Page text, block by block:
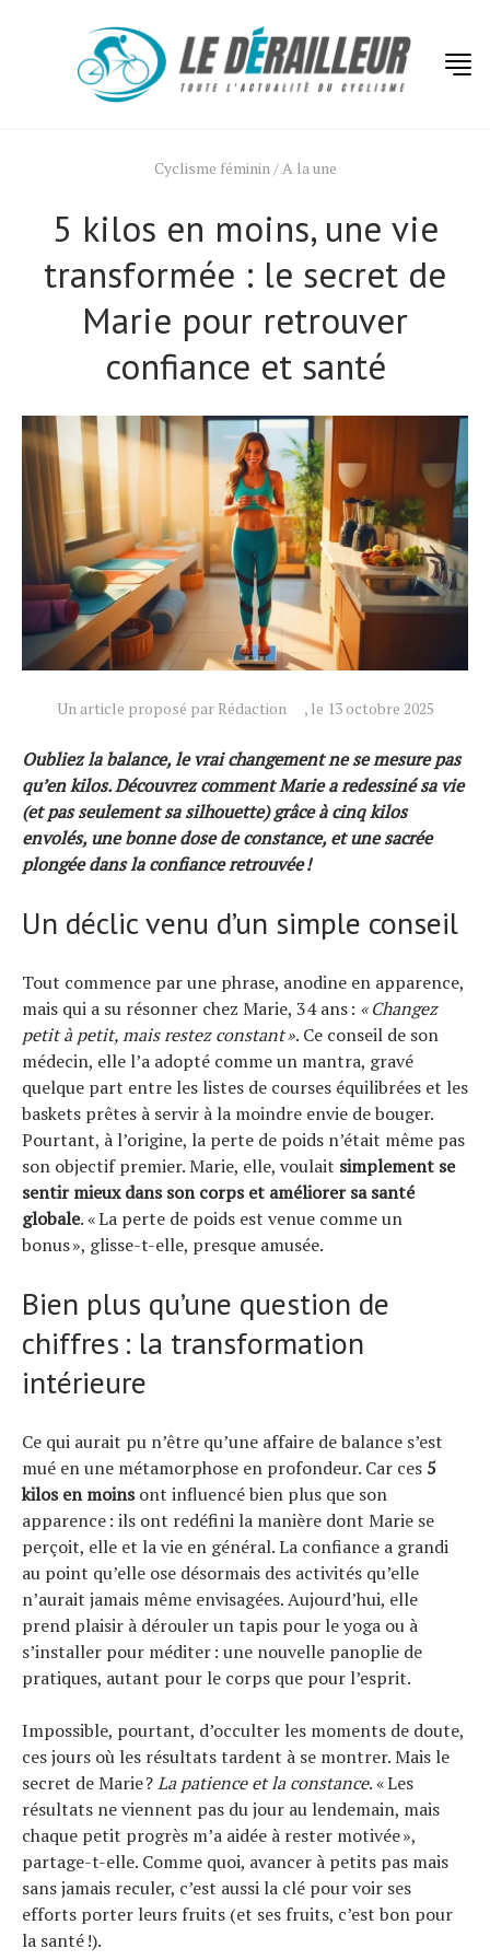
Cyclisme féminin/A la une
5 kilos en moins, une vie
transformée : le secret de
Marie pour retrouver
confiance et santé
Un article proposé par Rédaction , le 13 octobre 2025
Oubliez la balance, le vrai changement ne se mesure pas
qu’en kilos. Découvrez comment Marie a redessiné sa vie
(et pas seulement sa silhouette) grâce à cinq kilos
envolés, une bonne dose de constance, et une sacrée
plongée dans la confiance retrouvée !
Un déclic venu d’un simple conseil
Tout commence par une phrase, anodine en apparence,
mais qui a su résonner chez Marie, 34 ans : « Changez
petit à petit, mais restez constant ». Ce conseil de son
médecin, elle l’a adopté comme un mantra, gravé
quelque part entre les listes de courses équilibrées et les
baskets prêtes à servir à la moindre envie de bouger.
Pourtant, à l’origine, la perte de poids n’était même pas
son objectif premier. Marie, elle, voulait simplement se
sentir mieux dans son corps et améliorer sa santé
globale. « La perte de poids est venue comme un
bonus », glisse-t-elle, presque amusée.
Bien plus qu’une question de
chiffres : la transformation
intérieure
Ce qui aurait pu n’être qu’une affaire de balance s’est
mué en une métamorphose en profondeur. Car ces 5
kilos en moinsont influencé bien plus que son
apparence : ils ont redéfini la manière dont Marie se
perçoit, elle et la vie en général. La confiance a grandi
au point qu’elle ose désormais des activités qu’elle
n’aurait jamais même envisagées. Aujourd’hui, elle
prend plaisir à dérouler un tapis pour le yoga ou à
s’installer pour méditer : une nouvelle panoplie de
pratiques, autant pour le corps que pour l’esprit.
Impossible, pourtant, d’occulter les moments de doute,
ces jours où les résultats tardent à se montrer. Mais le
secret de Marie ?La patience et la constance. « Les
résultats ne viennent pas du jour au lendemain, mais
chaque petit progrès m’a aidée à rester motivée »,
partage-t-elle. Comme quoi, avancer à petits pas mais
sans jamais reculer, c’est aussi la clé pour voir ses
efforts porter leurs fruits (et ses fruits, c’est bon pour
la santé !).
Technologies
Tests de produits
Conseils
Tendances
À propos